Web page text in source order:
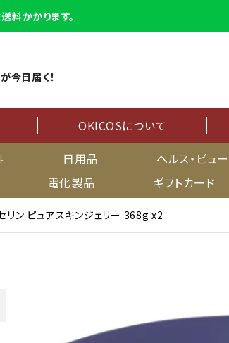
料かかります。
今日届く！
OKICOSについて
日用品 ヘルス・ビュ
電化製品
ギフトカード
セリン ピュアスキンジェリー 368g x2